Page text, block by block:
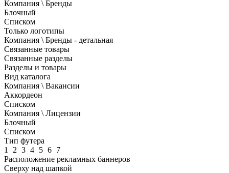
Компания \ Бренды
Блочный
Списком
Только логотипы
Компания \ Бренды - детальная
Связанные товары
Связанные разделы
Разделы и товары
Вид каталога
Компания \ Вакансии
Аккордеон
Списком
Компания \ Лицензии
Блочный
Списком
Тип футера
1
2 3 4 5 6 7
Расположение рекламных баннеров
Сверху над шапкой